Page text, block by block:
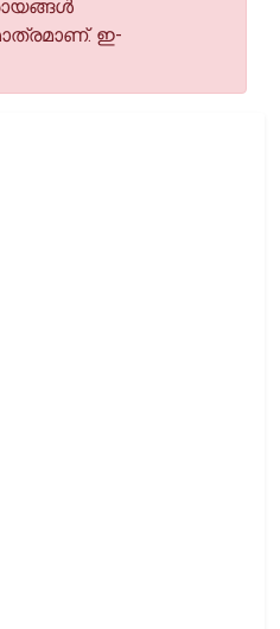
ഇ-